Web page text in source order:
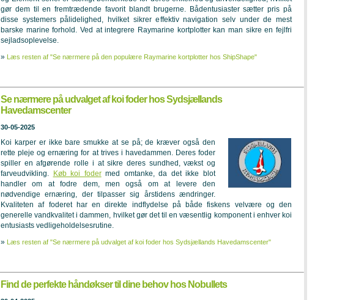
gør dem til en fremtrædende favorit blandt brugerne. Bådentusiaster sætter pris på
disse systemers pålidelighed, hvilket sikrer effektiv navigation selv under de mest
barske marine forhold. Ved at integrere Raymarine kortplotter kan man sikre en fejlfri
sejladsoplevelse.
» Læs resten af "Se nærmere på den populære Raymarine kortplotter hos ShipShape"
Se nærmere på udvalget af koi foder hos Sydsjællands
Havedamscenter
30-05-2025
Koi karper er ikke bare smukke at se på; de kræver også den
rette pleje og ernæring for at trives i havedammen. Deres foder
spiller en afgørende rolle i at sikre deres sundhed, vækst og
farveudvikling.
Køb koi fodermed omtanke, da det ikke blot
handler om at fodre dem, men også om at levere den
nødvendige ernæring, der tilpasser sig årstidens ændringer.
Kvaliteten af foderet har en direkte indflydelse på både fiskens velvære og den
generelle vandkvalitet i dammen, hvilket gør det til en væsentlig komponent i enhver koi
entusiasts vedligeholdelsesrutine.
» Læs resten af "Se nærmere på udvalget af koi foder hos Sydsjællands Havedamscenter"
Find de perfekte håndøkser til dine behov hos Nobullets